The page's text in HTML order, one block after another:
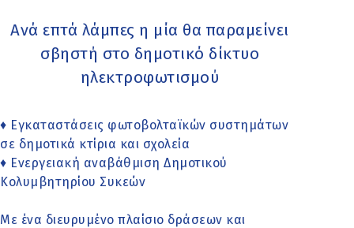
Ανά επτά λάμπες η μία θα παραμείνει
σβηστή στο δημοτικό δίκτυο
ηλεκτροφωτισμού
♦ Εγκαταστάσεις φωτοβολταϊκών συστημάτων
σε δημοτικά κτίρια και σχολεία
♦ Ενεργειακή αναβάθμιση Δημοτικού
Κολυμβητηρίου Συκεών
Με ένα διευρυμένο πλαίσιο δράσεων και